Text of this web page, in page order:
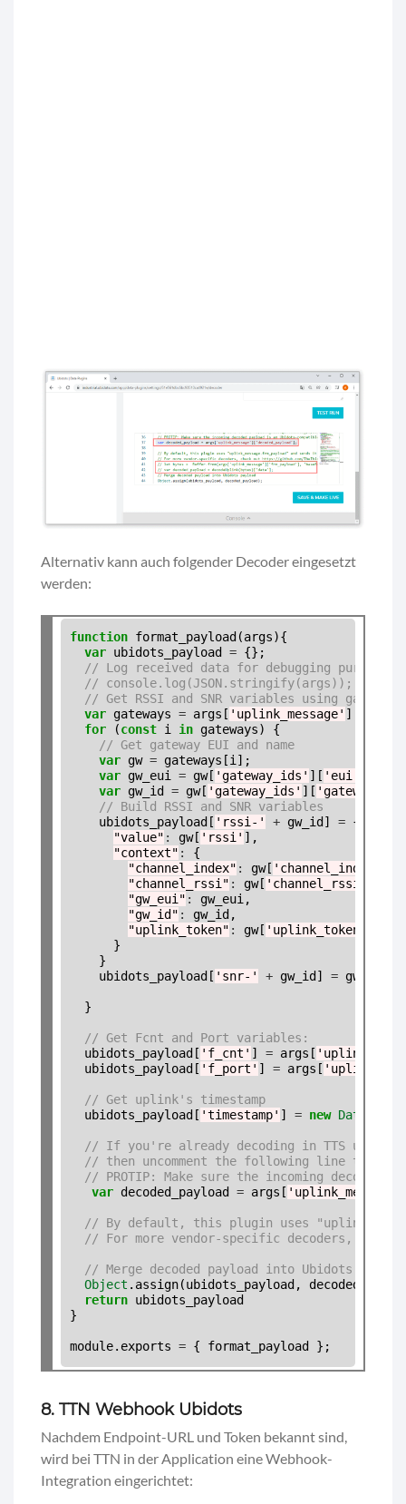
Alternativ kann auch folgender Decoder eingesetzt
werden:
function format_payload(args){
var ubidots_payload = {};
// Log received data for debugging purposes:
// console.log(JSON.stringify(args));
// Get RSSI and SNR variables using
var gateways = args[ 'uplink_message' ][
for (const i in gateways) {
// Get gateway EUI and name
var gw = gateways[i];
var gw_eui = gw[ 'gateway_ids' ][ 'eui'
var gw_id = gw[ 'gateway_ids' ][ 'gateway_id'
// Build RSSI and SNR variables
    ubidots_payload[
'rssi-' + gw_id] = {
"value" : gw[ 'rssi' ],
"context" :
{
"channel_index" : gw[ 'channel_index'
"channel_rssi" : gw[ 'channel_rssi'
"gw_eui" :
gw_eui,
"gw_id" :
gw_id,
"uplink_token" : gw[ 'uplink_token'
      }
    }
    ubidots_payload[
'snr-' + gw_id] = gw[
  }
// Get Fcnt and Port variables:
  ubidots_payload[
'f_cnt' ] = args[
  ubidots_payload[
'f_port' ] = args[
// Get uplink's timestamp
  ubidots_payload[
'timestamp' ] = new Date
// If you're already decoding in TTS using
// then uncomment the following line to use
// PROTIP: Make sure the incoming decoded
var decoded_payload = args[ 'uplink_message'
// By default, this plugin uses
// For more vendor-specific decoders, check
// Merge decoded payload into Ubidots
Object .assign(ubidots_payload,
return ubidots_payload
}
module.exports =
8. TTN Webhook Ubidots
Nachdem Endpoint-URL und Token bekannt sind,
wird bei TTN in der Application eine Webhook-
Integration eingerichtet: